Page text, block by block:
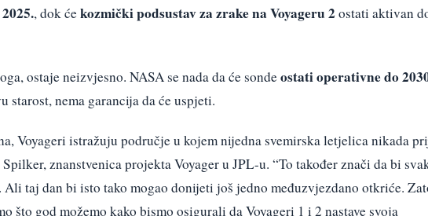
2025., dok ćekozmički podsustav za zrake na Voyageru 2ostati aktivan
ostaje neizvjesno. NASA se nada da će sondeostati operativne do
starost, nema garancija da će uspjeti.
Voyageri istražuju područje u kojem nijedna svemirska letjelica nikada
znanstvenica projekta Voyager u JPL-u. “To također znači da bi
taj dan bi isto tako mogao donijeti još jedno međuzvjezdano otkriće.
što god možemo kako bismo osigurali da Voyageri 1 i 2 nastave svoja